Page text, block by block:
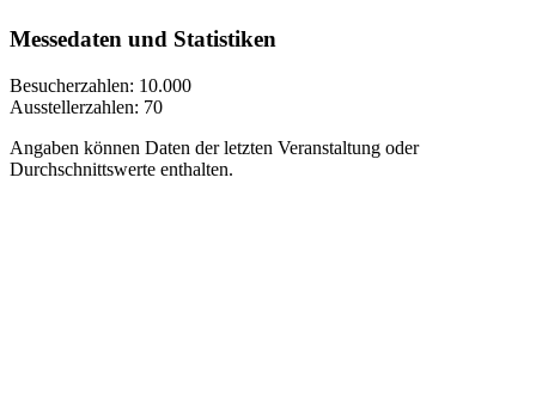
Messedaten und Statistiken
Besucherzahlen: 10.000
Ausstellerzahlen: 70
Angaben können Daten der letzten Veranstaltung oder
Durchschnittswerte enthalten.